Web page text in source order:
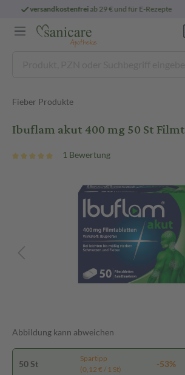
persönliche
Fieber Produkte
Ibuflam akut 400 mg 50 St
1 Bewertung
Abbildung kann abweichen
50 St
Spartipp
(0,12 € / 1 St)
-53%